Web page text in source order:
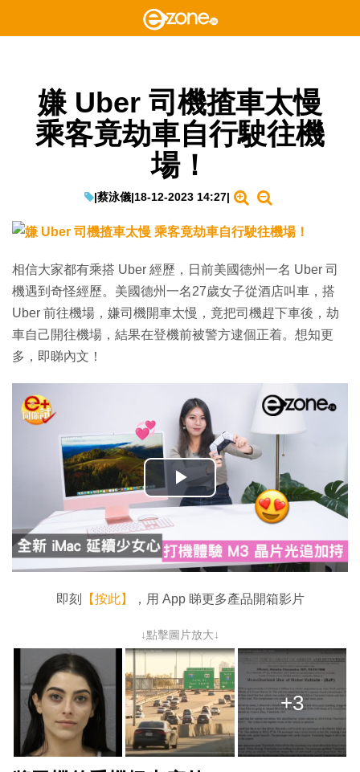
嫌 Uber 司機揸車太慢
乘客竟劫車自行駛往機
場！
|蔡泳儀|18-12-2023 14:27|
相信大家都有乘搭 Uber 經歷，日前美國德州一名 Uber 司
機遇到奇怪經歷。美國德州一名27歲女子從酒店叫車，搭
Uber 前往機場，嫌司機開車太慢，竟把司機趕下車後，劫
車自己開往機場，結果在登機前被警方逮個正着。想知更
多，即睇內文！
播
影
片
即刻 【按此】 ，用 App 睇更多產品開箱影片
↓點擊圖片放大↓
+3